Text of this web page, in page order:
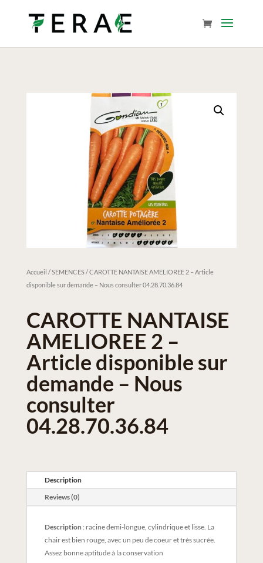
Accueil /SEMENCES/ CAROTTE NANTAISE AMELIOREE 2 – Article
disponible sur demande – Nous consulter 04.28.70.36.84
CAROTTE NANTAISE
AMELIOREE 2 –
Article disponible sur
demande – Nous
consulter
04.28.70.36.84
Description
Reviews (0)
Description: racine demi-longue, cylindrique et lisse. La
chair est bien rouge, avec un peu de coeur et très sucrée.
Assez bonne aptitude à la conservation